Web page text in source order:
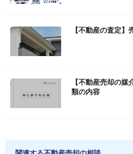
【不動産の査定】
【不動産売却の
類の内容